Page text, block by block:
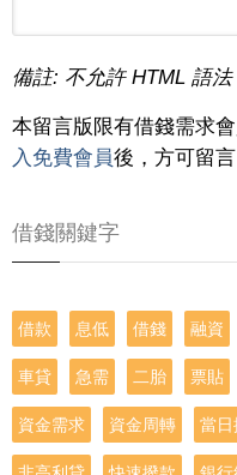
備註: 不允許 HTML 語法
本留言版限有借錢需求會
入免費會員後，方可留言
借錢關鍵字
借款 息低 借錢 融資
車貸 急需 二胎 票貼
資金需求 資金周轉 當日